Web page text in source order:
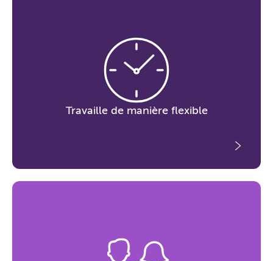
Travaille de manière flexible